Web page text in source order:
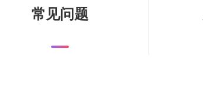
常见问题